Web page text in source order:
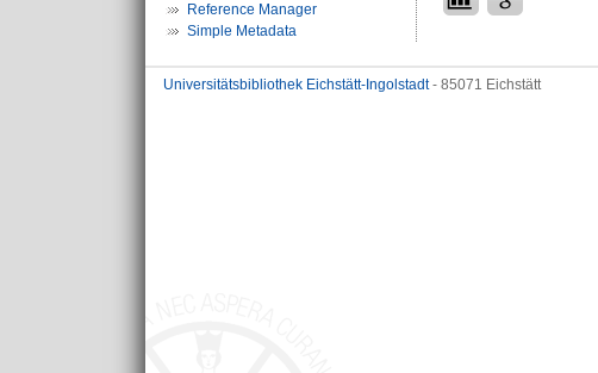
Reference Manager
Simple Metadata
Universitätsbibliothek Eichstätt-Ingolstadt- 85071 Eichstätt